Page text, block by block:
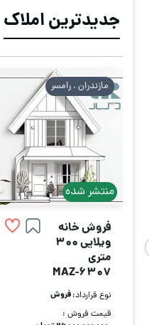
جدیدترین املاک
منتشر شده
مازندران . رامسر
فروش خانه
ویلایی 300
متری
MAZ-6307
نوع قرارداد:فروش
قیمت فروش :